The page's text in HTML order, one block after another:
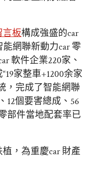
言板構成強盛的car
網聯新動力car 零
軟件企業220家、
家整車+1200余家
，完成了智能網聯
12個要害總成、56
部件當地配套率已
，為重慶car 財產